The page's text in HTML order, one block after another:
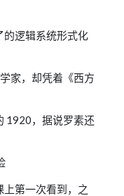
的逻辑系统形式化
家，却凭着《西方
1920，据说罗素还
第一次看到，之